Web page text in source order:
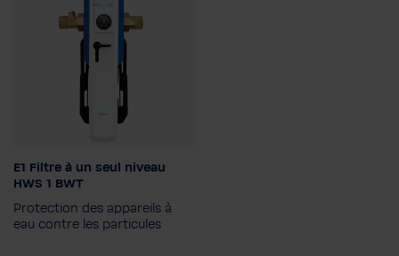
Raccordement du
diamètre nominale
1"
3/4"
E1 Filtre à un seul niveau
HWS 1 BWT
Protection des appareils à
eau contre les particules